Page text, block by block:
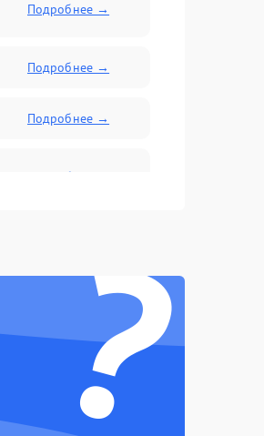
Подробнее →
Подробнее →
Подробнее →
Подробнее →
?